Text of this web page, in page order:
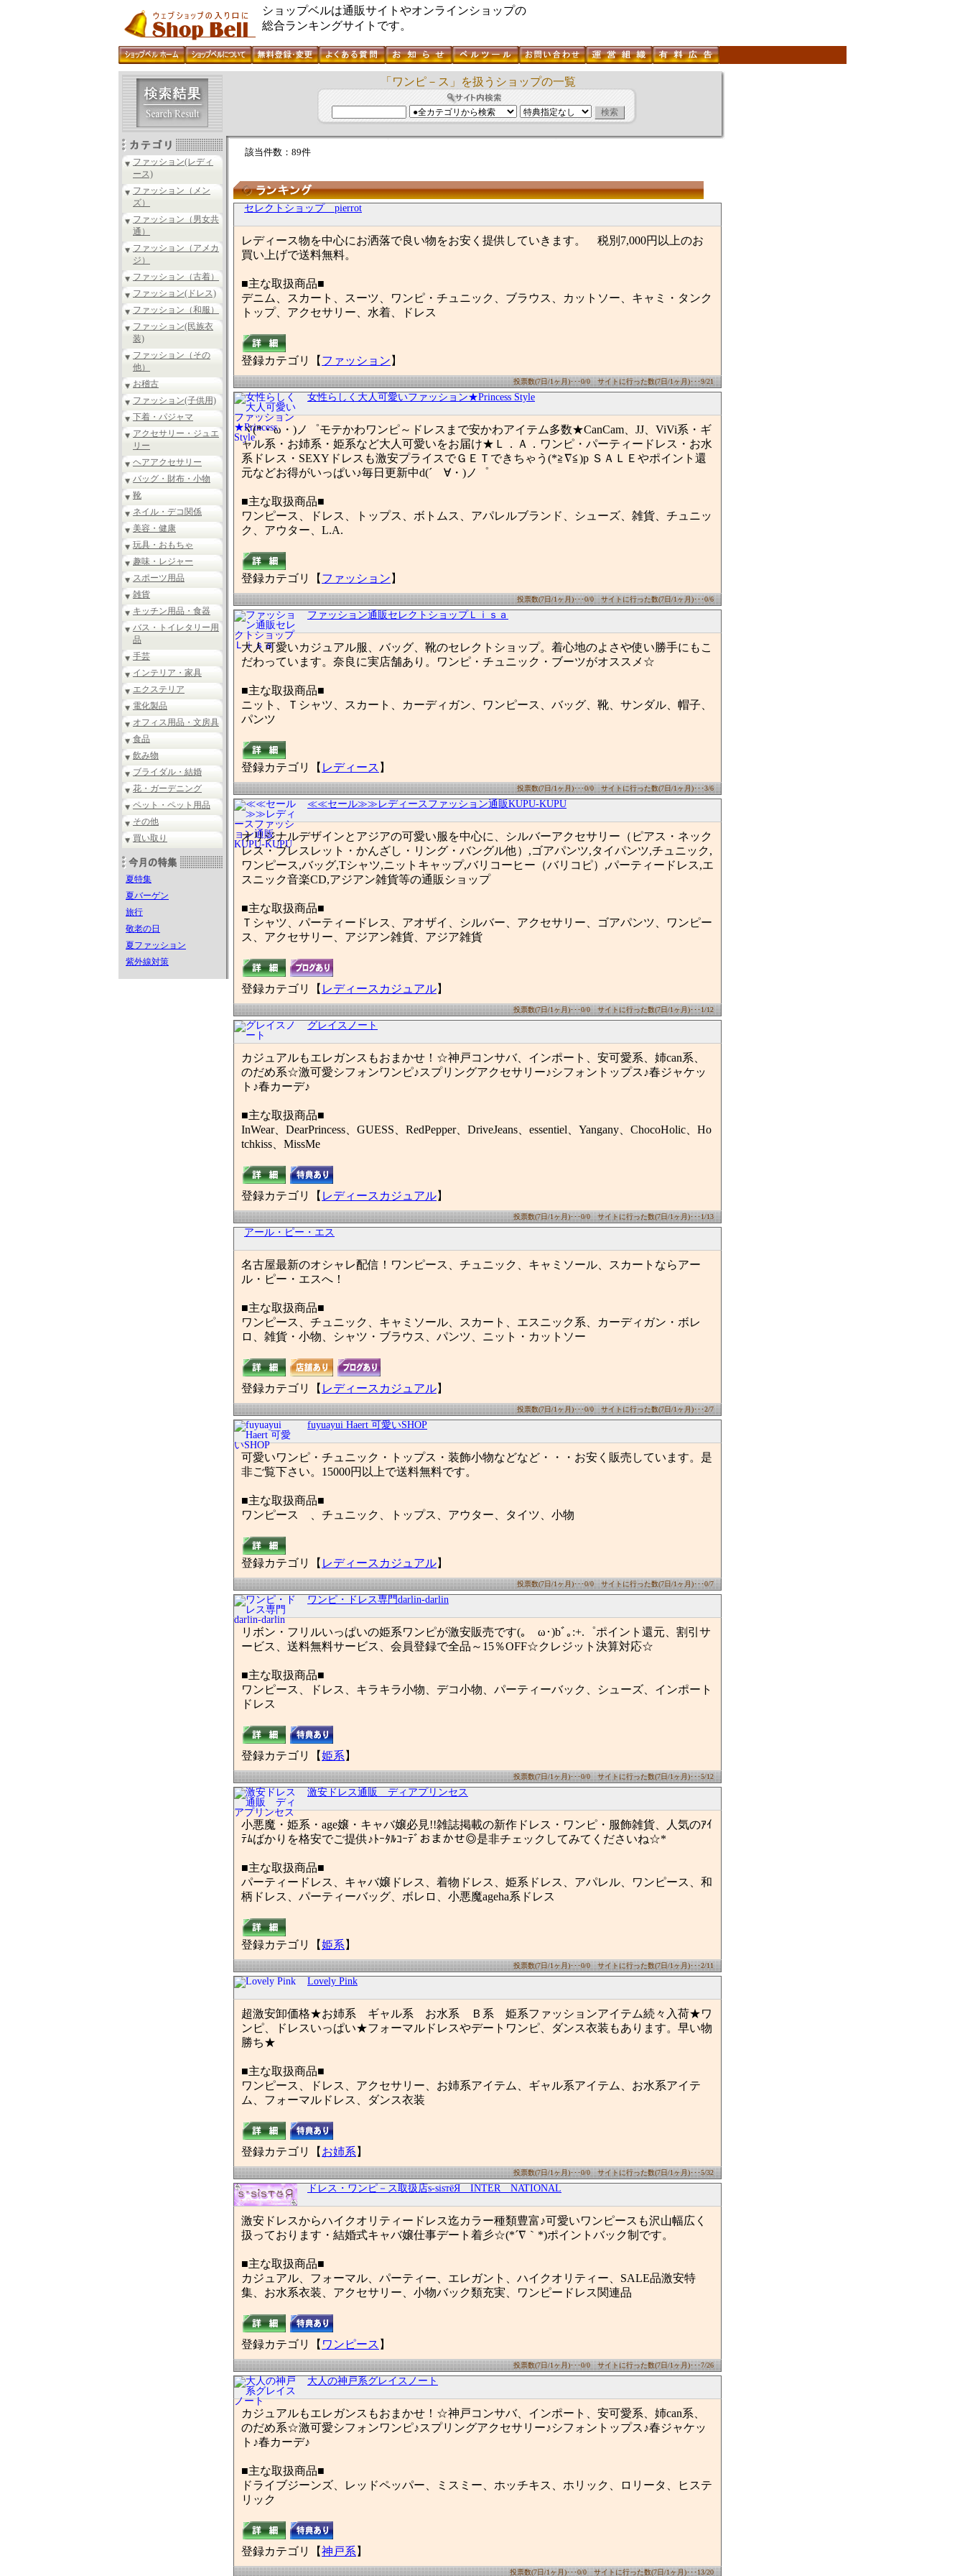
ショップベルは通販サイトやオンラインショップの
総合ランキングサイトです。
ファッション(レディ
ース)
ファッション（メン
ズ）
ファッション（男女共
通）
ファッション（アメカ
ジ）
ファッション（古着）
ファッション(ドレス)
ファッション（和服）
ファッション(民族衣
装)
ファッション（その
他）
お稽古
ファッション(子供用)
下着・パジャマ
アクセサリー・ジュエ
リー
ヘアアクセサリー
バッグ・財布・小物
靴
ネイル・デコ関係
美容・健康
玩具・おもちゃ
趣味・レジャー
スポーツ用品
雑貨
キッチン用品・食器
バス・トイレタリー用
品
手芸
インテリア・家具
エクステリア
電化製品
オフィス用品・文房具
食品
飲み物
ブライダル・結婚
花・ガーデニング
ペット・ペット用品
その他
買い取り
夏特集
夏バーゲン
旅行
敬老の日
夏ファッション
紫外線対策
「ワンピ－ス」を扱うショップの一覧
該当件数：89件
セレクトショップ pierrot
レディース物を中心にお洒落で良い物をお安く提供していきます。 税別7,000円以上のお
買い上げで送料無料。
■主な取扱商品■
デニム、スカート、スーツ、ワンピ・チュニック、ブラウス、カットソー、キャミ・タンク
トップ、アクセサリー、水着、ドレス
登録カテゴリ【 ファッション 】
投票数(7日/1ヶ月)･･･0/0 サイトに行った数(7日/1ヶ月)･･･9/21
女性らしく大人可愛いファッション★Princess Style
ヾ(*・ω・)ノ゜モテかわワンピ～ドレスまで安かわアイテム多数★CanCam、JJ、ViVi系・ギ
ャル系・お姉系・姫系など大人可愛いをお届け★Ｌ．Ａ．ワンピ・パーティードレス・お水
系ドレス・SEXYドレスも激安プライスでＧＥＴできちゃう(*≧∇≦)p ＳＡＬＥやポイント還
元などお得がいっぱい♪毎日更新中d(´ゝ∀・)ノ゜
■主な取扱商品■
ワンピース、ドレス、トップス、ボトムス、アパレルブランド、シューズ、雑貨、チュニッ
ク、アウター、L.A.
登録カテゴリ【 ファッション 】
投票数(7日/1ヶ月)･･･0/0 サイトに行った数(7日/1ヶ月)･･･0/6
ファッション通販セレクトショップＬｉｓａ
大人可愛いカジュアル服、バッグ、靴のセレクトショップ。着心地のよさや使い勝手にもこ
だわっています。奈良に実店舗あり。ワンピ・チュニック・ブーツがオススメ☆
■主な取扱商品■
ニット、Ｔシャツ、スカート、カーディガン、ワンピース、バッグ、靴、サンダル、帽子、
パンツ
登録カテゴリ【 レディース 】
投票数(7日/1ヶ月)･･･0/0 サイトに行った数(7日/1ヶ月)･･･3/6
≪≪セール≫≫レディースファッション通販KUPU-KUPU
オリジナルデザインとアジアの可愛い服を中心に、シルバーアクセサリー（ピアス・ネック
レス・ブレスレット・かんざし・リング・バングル他）,ゴアパンツ,タイパンツ,チュニック,
ワンピース,バッグ,Tシャツ,ニットキャップ,バリコーヒー（バリコピ）,パーティードレス,エ
スニック音楽CD,アジアン雑貨等の通販ショップ
■主な取扱商品■
Ｔシャツ、パーティードレス、アオザイ、シルバー、アクセサリー、ゴアパンツ、ワンピー
ス、アクセサリー、アジアン雑貨、アジア雑貨
登録カテゴリ【 レディースカジュアル】
投票数(7日/1ヶ月)･･･0/0 サイトに行った数(7日/1ヶ月)･･･1/12
グレイスノート
カジュアルもエレガンスもおまかせ！☆神戸コンサバ、インポート、安可愛系、姉can系、
のだめ系☆激可愛シフォンワンピ♪スプリングアクセサリー♪シフォントップス♪春ジャケッ
ト♪春カーデ♪
■主な取扱商品■
InWear、DearPrincess、GUESS、RedPepper、DriveJeans、essentiel、Yangany、ChocoHolic、Ho
tchkiss、MissMe
登録カテゴリ【 レディースカジュアル】
投票数(7日/1ヶ月)･･･0/0 サイトに行った数(7日/1ヶ月)･･･1/13
アール・ピー・エス
名古屋最新のオシャレ配信！ワンピース、チュニック、キャミソール、スカートならアー
ル・ピー・エスへ！
■主な取扱商品■
ワンピース、チュニック、キャミソール、スカート、エスニック系、カーディガン・ボレ
ロ、雑貨・小物、シャツ・ブラウス、パンツ、ニット・カットソー
登録カテゴリ【 レディースカジュアル】
投票数(7日/1ヶ月)･･･0/0 サイトに行った数(7日/1ヶ月)･･･2/7
fuyuayui Haert 可愛いSHOP
可愛いワンピ・チュニック・トップス・装飾小物などなど・・・お安く販売しています。是
非ご覧下さい。15000円以上で送料無料です。
■主な取扱商品■
ワンピース 、チュニック、トップス、アウター、タイツ、小物
登録カテゴリ【 レディースカジュアル】
投票数(7日/1ヶ月)･･･0/0 サイトに行った数(7日/1ヶ月)･･･0/7
ワンピ・ドレス専門darlin-darlin
リボン・フリルいっぱいの姫系ワンピが激安販売です(｡ゝω･)bﾞ｡:+.゜ポイント還元、割引サ
ービス、送料無料サービス、会員登録で全品～15％OFF☆クレジット決算対応☆
■主な取扱商品■
ワンピース、ドレス、キラキラ小物、デコ小物、パーティーバック、シューズ、インポート
ドレス
登録カテゴリ【姫系】
投票数(7日/1ヶ月)･･･0/0 サイトに行った数(7日/1ヶ月)･･･5/12
激安ドレス通販 ディアプリンセス
小悪魔・姫系・age嬢・キャバ嬢必見!!雑誌掲載の新作ドレス・ワンピ・服飾雑貨、人気のｱｲ
ﾃﾑばかりを格安でご提供♪ﾄｰﾀﾙｺｰﾃﾞおまかせ◎是非チェックしてみてくださいね☆*
■主な取扱商品■
パーティードレス、キャバ嬢ドレス、着物ドレス、姫系ドレス、アパレル、ワンピース、和
柄ドレス、パーティーバッグ、ボレロ、小悪魔ageha系ドレス
登録カテゴリ【姫系】
投票数(7日/1ヶ月)･･･0/0 サイトに行った数(7日/1ヶ月)･･･2/11
Lovely Pink
超激安卸価格★お姉系 ギャル系 お水系 Ｂ系 姫系ファッションアイテム続々入荷★ワ
ンピ、ドレスいっぱい★フォーマルドレスやデートワンピ、ダンス衣装もあります。早い物
勝ち★
■主な取扱商品■
ワンピース、ドレス、アクセサリー、お姉系アイテム、ギャル系アイテム、お水系アイテ
ム、フォーマルドレス、ダンス衣装
登録カテゴリ【 お姉系】
投票数(7日/1ヶ月)･･･0/0 サイトに行った数(7日/1ヶ月)･･･5/32
ドレス・ワンピ－ス取扱店s‐sisтёЯ INTER NATIONAL
激安ドレスからハイクオリティードレス迄カラー種類豊富♪可愛いワンピースも沢山幅広く
扱っております・結婚式キャバ嬢仕事デート着彡☆(*´∇｀*)ポイントバック制です。
■主な取扱商品■
カジュアル、フォーマル、パーティー、エレガント、ハイクオリティー、SALE品激安特
集、お水系衣装、アクセサリー、小物バック類充実、ワンピードレス関連品
登録カテゴリ【 ワンピース 】
投票数(7日/1ヶ月)･･･0/0 サイトに行った数(7日/1ヶ月)･･･7/26
大人の神戸系グレイスノート
カジュアルもエレガンスもおまかせ！☆神戸コンサバ、インポート、安可愛系、姉can系、
のだめ系☆激可愛シフォンワンピ♪スプリングアクセサリー♪シフォントップス♪春ジャケッ
ト♪春カーデ♪
■主な取扱商品■
ドライブジーンズ、レッドペッパー、ミスミー、ホッチキス、ホリック、ロリータ、ヒステ
リック
登録カテゴリ【神戸系】
投票数(7日/1ヶ月)･･･0/0 サイトに行った数(7日/1ヶ月)･･･13/20